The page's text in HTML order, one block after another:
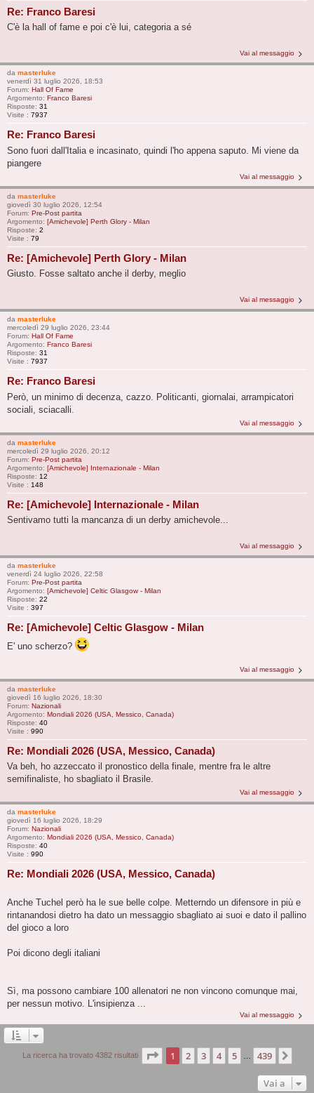
Re: Franco Baresi
C'è la hall of fame e poi c'è lui, categoria a sé
Vai al messaggio
da masterluke
venerdì 31 luglio 2026, 18:53
Forum: Hall Of Fame
Argomento: Franco Baresi
Risposte: 31
Visite : 7937
Re: Franco Baresi
Sono fuori dall'Italia e incasinato, quindi l'ho appena saputo. Mi viene da
piangere
Vai al messaggio
da masterluke
giovedì 30 luglio 2026, 12:54
Forum: Pre-Post partita
Argomento: [Amichevole] Perth Glory - Milan
Risposte: 2
Visite : 79
Re: [Amichevole] Perth Glory - Milan
Giusto. Fosse saltato anche il derby, meglio
Vai al messaggio
da masterluke
mercoledì 29 luglio 2026, 23:44
Forum: Hall Of Fame
Argomento: Franco Baresi
Risposte: 31
Visite : 7937
Re: Franco Baresi
Però, un minimo di decenza, cazzo. Politicanti, giornalai, arrampicatori
sociali, sciacalli.
Vai al messaggio
da masterluke
mercoledì 29 luglio 2026, 20:12
Forum: Pre-Post partita
Argomento: [Amichevole] Internazionale - Milan
Risposte: 12
Visite : 148
Re: [Amichevole] Internazionale - Milan
Sentivamo tutti la mancanza di un derby amichevole...
Vai al messaggio
da masterluke
venerdì 24 luglio 2026, 22:58
Forum: Pre-Post partita
Argomento: [Amichevole] Celtic Glasgow - Milan
Risposte: 22
Visite : 397
Re: [Amichevole] Celtic Glasgow - Milan
E' uno scherzo?
Vai al messaggio
da masterluke
giovedì 16 luglio 2026, 18:30
Forum: Nazionali
Argomento: Mondiali 2026 (USA, Messico, Canada)
Risposte: 40
Visite : 990
Re: Mondiali 2026 (USA, Messico, Canada)
Va beh, ho azzeccato il pronostico della finale, mentre fra le altre
semifinaliste, ho sbagliato il Brasile.
Vai al messaggio
da masterluke
giovedì 16 luglio 2026, 18:29
Forum: Nazionali
Argomento: Mondiali 2026 (USA, Messico, Canada)
Risposte: 40
Visite : 990
Re: Mondiali 2026 (USA, Messico, Canada)
Anche Tuchel però ha le sue belle colpe. Metterndo un difensore in più e
rintanandosi dietro ha dato un messaggio sbagliato ai suoi e dato il pallino
del gioco a loro
Poi dicono degli italiani
Sì, ma possono cambiare 100 allenatori ne non vincono comunque mai,
per nessun motivo. L'insipienza ...
Vai al messaggio
La ricerca ha trovato 4382 risultati Pagina di 439
1 2 3 4 5 439
Vai a